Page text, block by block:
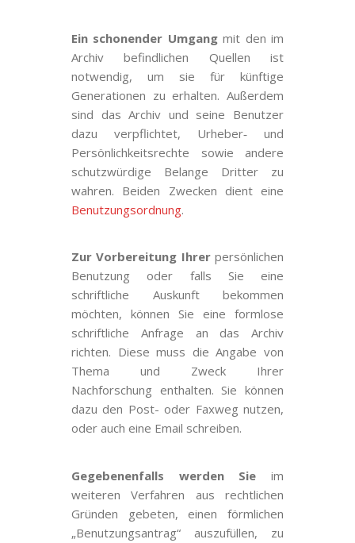
Ein schonender Umgangmit den im
Archiv befindlichen Quellen ist
notwendig, um sie für künftige
Generationen zu erhalten. Außerdem
sind das Archiv und seine Benutzer
dazu verpflichtet, Urheber‐ und
Persönlichkeitsrechte sowie andere
schutzwürdige Belange Dritter zu
wahren. Beiden Zwecken dient eine
Benutzungsordnung.
Zur Vorbereitung Ihrerpersönlichen
Benutzung oder falls Sie eine
schriftliche Auskunft bekommen
möchten, können Sie eine formlose
schriftliche Anfrage an das Archiv
richten. Diese muss die Angabe von
Thema und Zweck Ihrer
Nachforschung enthalten. Sie können
dazu den Post- oder Faxweg nutzen,
oder auch eine Email schreiben.
Gegebenenfalls werden Sie im
weiteren Verfahren aus rechtlichen
Gründen gebeten, einen förmlichen
„Benutzungsantrag“ auszufüllen, zu